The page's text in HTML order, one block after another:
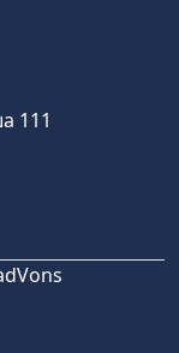
111